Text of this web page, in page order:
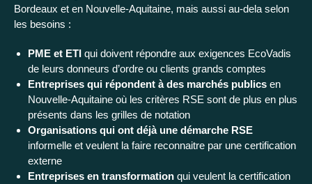
Bordeaux et en Nouvelle-Aquitaine, mais aussi au-dela selon
les besoins :
PME et ETI qui doivent répondre aux exigences EcoVadis
de leurs donneurs d’ordre ou clients grands comptes
Entreprises qui répondent à des marchés publics en
Nouvelle-Aquitaine où les critères RSE sont de plus en plus
présents dans les grilles de notation
Organisations qui ont déjà une démarche RSE
informelle et veulent la faire reconnaitre par une certification
externe
Entreprises en transformation qui veulent la certification